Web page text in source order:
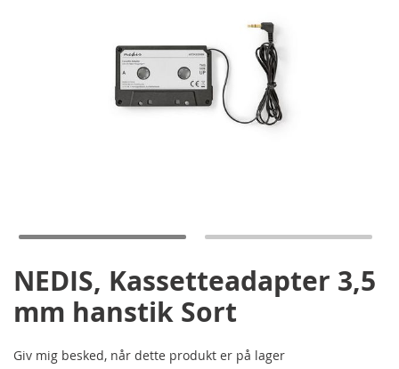
NEDIS, Kassetteadapter 3,5
mm hanstik Sort
Giv mig besked, når dette produkt er på lager
billedgalleriet